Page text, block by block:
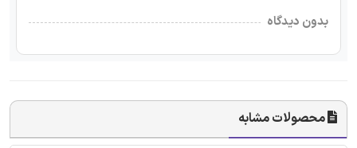
بدون دیدگاه
محصولات مشابه